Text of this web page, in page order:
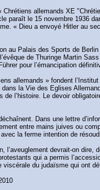
allemands XE
paraît le 15 novembre 1936
« Dieu a envoyé Hitler au
au Palais des Sports de
de Thuringe Martin
pour l’émancipation
allemands » fondent
dans la Vie des Eglises
l’histoire. Le devoir
Dans une lettre
entre mains juives ou
la ferme intention de
l’aveuglement devrait-on
qui a permis
du judaïsme qui ont